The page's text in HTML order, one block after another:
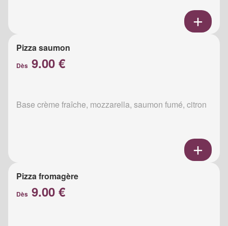
Pizza saumon
Dès 9.00 €
Base crème fraîche, mozzarella, saumon fumé, citron
Pizza fromagère
Dès 9.00 €